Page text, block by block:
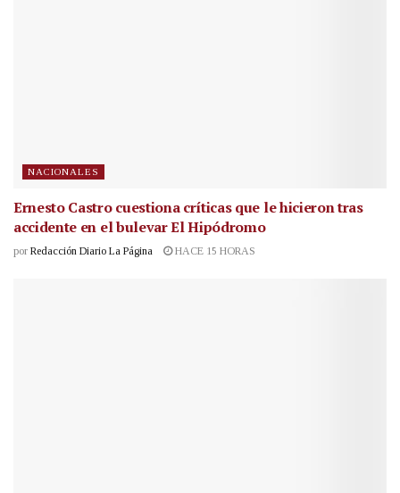
NACIONALES
Ernesto Castro cuestiona críticas que le hicieron tras
accidente en el bulevar El Hipódromo
por Redacción Diario La Página HACE 15 HORAS